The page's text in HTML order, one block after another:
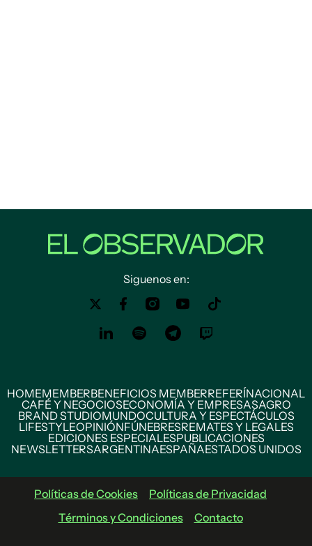
Siguenos en:
HOMEMEMBERBENEFICIOS MEMBERREFERÍNACIONAL
CAFÉ Y NEGOCIOSECONOMÍA Y EMPRESASAGRO
BRAND STUDIOMUNDOCULTURA Y ESPECTÁCULOS
LIFESTYLEOPINIÓNFÚNEBRESREMATES Y LEGALES
EDICIONES ESPECIALESPUBLICACIONES
NEWSLETTERSARGENTINAESPAÑAESTADOS UNIDOS
Políticas de Cookies
Políticas de Privacidad
Términos y Condiciones
Contacto